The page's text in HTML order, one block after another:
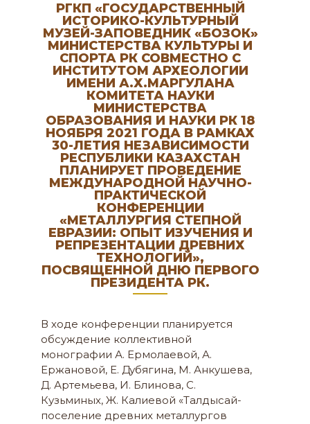
РГКП «ГОСУДАРСТВЕННЫЙ
ИСТОРИКО-КУЛЬТУРНЫЙ
МУЗЕЙ-ЗАПОВЕДНИК «БОЗОК»
МИНИСТЕРСТВА КУЛЬТУРЫ И
СПОРТА РК СОВМЕСТНО С
ИНСТИТУТОМ АРХЕОЛОГИИ
ИМЕНИ А.Х.МАРГУЛАНА
КОМИТЕТА НАУКИ
МИНИСТЕРСТВА
ОБРАЗОВАНИЯ И НАУКИ РК 18
НОЯБРЯ 2021 ГОДА В РАМКАХ
30-ЛЕТИЯ НЕЗАВИСИМОСТИ
РЕСПУБЛИКИ КАЗАХСТАН
ПЛАНИРУЕТ ПРОВЕДЕНИЕ
МЕЖДУНАРОДНОЙ НАУЧНО-
ПРАКТИЧЕСКОЙ
КОНФЕРЕНЦИИ
«МЕТАЛЛУРГИЯ СТЕПНОЙ
ЕВРАЗИИ: ОПЫТ ИЗУЧЕНИЯ И
РЕПРЕЗЕНТАЦИИ ДРЕВНИХ
ТЕХНОЛОГИЙ»,
ПОСВЯЩЕННОЙ ДНЮ ПЕРВОГО
ПРЕЗИДЕНТА РК.
В ходе конференции планируется
обсуждение коллективной
монографии А. Ермолаевой, А.
Ержановой, Е. Дубягина, М. Анкушева,
Д. Артемьева, И. Блинова, С.
Кузьминых, Ж. Калиевой «Талдысай-
поселение древних металлургов